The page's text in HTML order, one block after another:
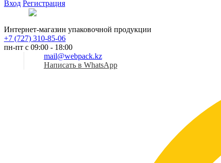
Вход Регистрация
Интернет-магазин упаковочной продукции
+7 (727) 310-85-06
пн-пт с 09:00 - 18:00
mail@webpack.kz
Написать в WhatsApp